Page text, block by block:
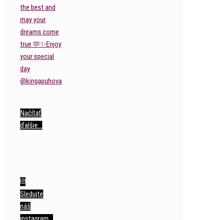
Načítať
ďalšie…
Sledujte
náš